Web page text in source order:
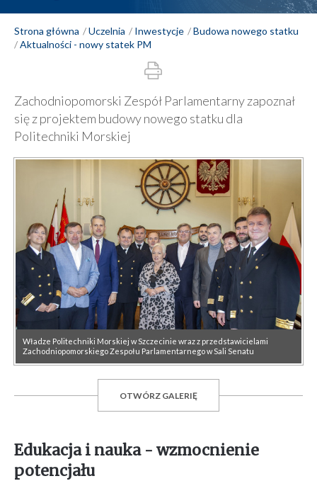
Strona główna Uczelnia Inwestycje
Budowa nowego statku
Aktualności - nowy statek PM
Zachodniopomorski Zespół Parlamentarny zapoznał
się z projektem budowy nowego statku dla
Politechniki Morskiej
Władze Politechniki Morskiej w Szczecinie wraz z przedstawicielami
Zachodniopomorskiego Zespołu Parlamentarnego w Sali Senatu
OTWÓRZ GALERIĘ
Edukacja i nauka - wzmocnienie
potencjału